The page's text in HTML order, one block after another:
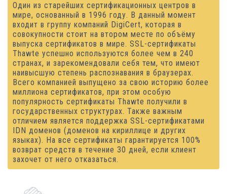
Один из старейших сертификационных центров в
мире, основанный в 1996 году. В данный момент
входит в группу компаний DigiCert, которая в
совокупности стоит на втором месте по объёму
выпуска сертификатов в мире. SSL-сертификаты
Thawte успешно используются более чем в 240
странах, и зарекомендовали себя тем, что имеют
наивысшую степень распознавания в браузерах.
Всего компанией выпущено за свою историю более
миллиона сертификатов, при этом особую
популярность сертификаты Thawte получили в
государственных структурах. Также важным
отличием является поддержка SSL-сертификатами
IDN доменов (доменов на кириллице и других
языках). На все сертификаты гарантируется 100%
возврат средств в течение 30 дней, если клиент
захочет от него отказаться.